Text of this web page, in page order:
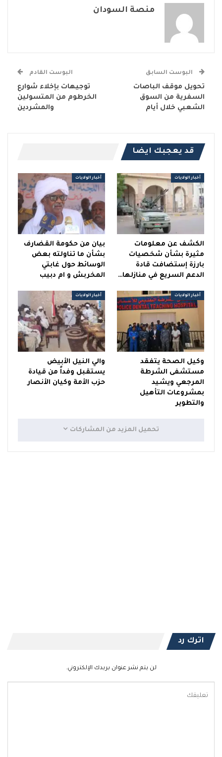
منصة السودان
البوست السابق
تحويل موقف الباصات
السفرية من السوق
الشعبي خلال أيام
البوست القادم
توجيهات بإخلاء شوارع
الخرطوم من المتسولين
والمشردين
قد يعجبك ايضا
أخبار الولايات
الكشف عن معلومات
مثيرة بشأن شخصيات
بارزة إستضافت قادة
الدعم السريع في منازلها…
أخبار الولايات
بيان من حكومة القضارف
بشأن ما تناولته بعض
الوسائط حول غابتي
المخربش و ام دبيب
أخبار الولايات
وكيل الصحة يتفقد
مستشفى الشرطة
المرجعي ويشيد
بمشروعات التأهيل
والتطوير
أخبار الولايات
والي النيل الأبيض
يستقبل وفداً من قيادة
حزب الأمة وكيان الأنصار
تحميل المزيد من المشاركات
اترك رد
لن يتم نشر عنوان بريدك الإلكتروني.